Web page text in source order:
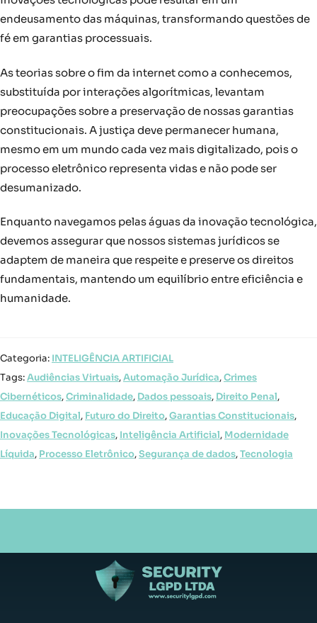
endeusamento das máquinas, transformando questões de
fé em garantias processuais.
As teorias sobre o fim da internet como a conhecemos,
substituída por interações algorítmicas, levantam
preocupações sobre a preservação de nossas garantias
constitucionais. A justiça deve permanecer humana,
mesmo em um mundo cada vez mais digitalizado, pois o
processo eletrônico representa vidas e não pode ser
desumanizado.
Enquanto navegamos pelas águas da inovação tecnológica,
devemos assegurar que nossos sistemas jurídicos se
adaptem de maneira que respeite e preserve os direitos
fundamentais, mantendo um equilíbrio entre eficiência e
humanidade.
Categoria: INTELIGÊNCIA ARTIFICIAL
Tags:Audiências Virtuais,Automação Jurídica,Crimes
Cibernéticos,Criminalidade, Dados pessoais, Direito Penal,
Educação Digital, Futuro do Direito,Garantias Constitucionais,
Inovações Tecnológicas, Inteligência Artificial, Modernidade
Líquida, Processo Eletrônico,Segurança de dados,Tecnologia